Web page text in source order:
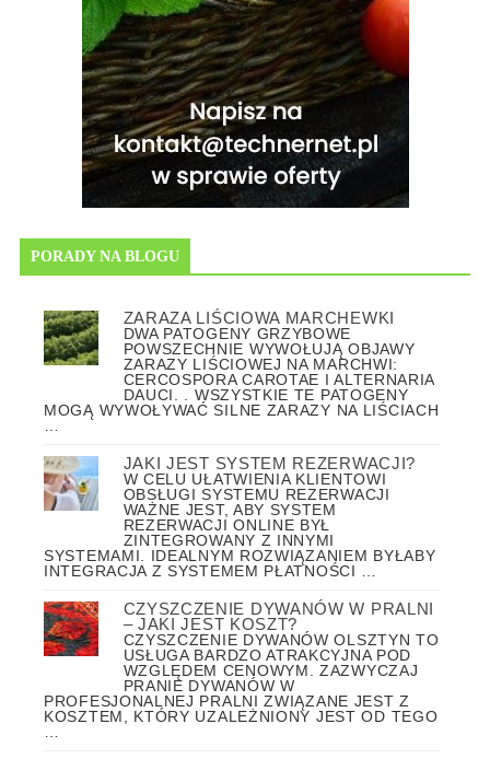
PORADY NA BLOGU
ZARAZA LIŚCIOWA MARCHEWKI
DWA PATOGENY GRZYBOWE
POWSZECHNIE WYWOŁUJĄ OBJAWY
ZARAZY LIŚCIOWEJ NA MARCHWI:
CERCOSPORA CAROTAE I ALTERNARIA
DAUCI. . WSZYSTKIE TE PATOGENY
MOGĄ WYWOŁYWAĆ SILNE ZARAZY NA LIŚCIACH
…
JAKI JEST SYSTEM REZERWACJI?
W CELU UŁATWIENIA KLIENTOWI
OBSŁUGI SYSTEMU REZERWACJI
WAŻNE JEST, ABY SYSTEM
REZERWACJI ONLINE BYŁ
ZINTEGROWANY Z INNYMI
SYSTEMAMI. IDEALNYM ROZWIĄZANIEM BYŁABY
INTEGRACJA Z SYSTEMEM PŁATNOŚCI …
CZYSZCZENIE DYWANÓW W PRALNI
– JAKI JEST KOSZT?
CZYSZCZENIE DYWANÓW OLSZTYN TO
USŁUGA BARDZO ATRAKCYJNA POD
WZGLĘDEM CENOWYM. ZAZWYCZAJ
PRANIE DYWANÓW W
PROFESJONALNEJ PRALNI ZWIĄZANE JEST Z
KOSZTEM, KTÓRY UZALEŻNIONY JEST OD TEGO
…